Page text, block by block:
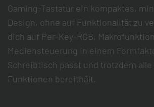
Gaming-Tastatur ein kompaktes,
Design, ohne auf Funktionalität zu
dich auf Per-Key-RGB,
Mediensteuerung in einem
Schreibtisch passt und trotzdem
Funktionen bereithält.